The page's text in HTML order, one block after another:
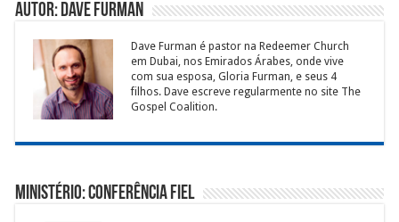
Autor: Dave Furman
Dave Furman é pastor na Redeemer Church
em Dubai, nos Emirados Árabes, onde vive
com sua esposa, Gloria Furman, e seus 4
filhos. Dave escreve regularmente no site The
Gospel Coalition.
Ministério: Conferência Fiel